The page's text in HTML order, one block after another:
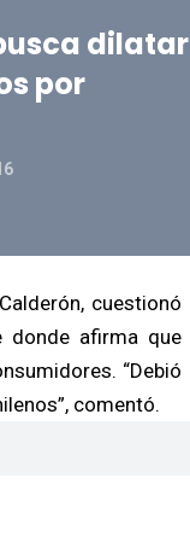
dilatar
por
cuestionó
donde afirma que
“Debió
comentó.